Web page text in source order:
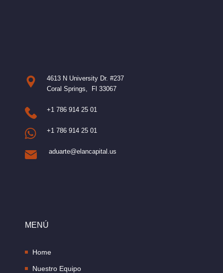
4613 N University Dr. #237
Coral Springs, Fl 33067
+1 786 914 25 01
+1 786 914 25 01
aduarte@elancapital.us
MENÚ
Home
Nuestro Equipo